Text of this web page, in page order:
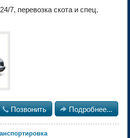
7, перевозка скота и спец.
 Позвонить  Подробнее...